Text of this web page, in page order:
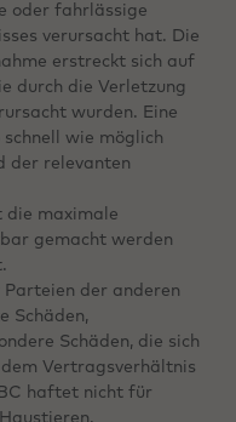
oder fahrlässige
verursacht hat. Die
erstreckt sich auf
durch die Verletzung
wurden. Eine
wie möglich
der relevanten
die maximale
gemacht werden
der anderen
Schäden,
Schäden, die sich
Vertragsverhältnis
haftet nicht für